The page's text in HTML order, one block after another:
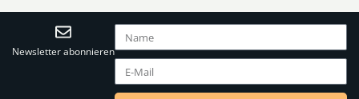
Newsletter abonnieren